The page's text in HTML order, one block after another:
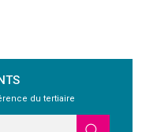
du tertiaire